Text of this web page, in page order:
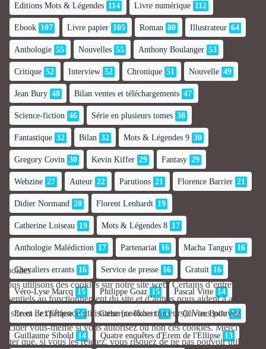
Editions Mots & Légendes 114 Livre numérique 112
Ebook 107 Livre papier 105 Roman 80 Illustrateur 64
Anthologie 55 Nouvelles 55 Anthony Boulanger 53
Critique 52 Interview 52 Chronique 51 Nouvelle 49
Jean Bury 48 Bilan ventes et téléchargements 47
Science-fiction 46 Série en plusieurs tomes 38
Fantastique 32 Bilan 32 Mots & Légendes 9 30
Gregory Covin 30 Kevin Kiffer 29 Fantasy 29
Webzine 27 Auteur 22 Parutions 21 Florence Barrier 21
Didier Normand 20 Florent Lenhardt 19
Catherine Loiseau 19 Mots & Légendes 8 17
Anthologie Malédiction 17 Partenariat 16 Macha Tanguy 16
Chevaliers errants 16 Service de presse 16 Gratuit 16
Véro-Lyse Marcq 15 Philippe Goaz 15 Pascal Vitte 14
Erem de l'Ellipse 14 Catherine Robert 14 Olivier Boile 14
Guillaume Sibold 14 Quatre enquêtes d'Erem de l'Ellipse 13
Cookies
Nous utilisons des cookies sur notre site web. Certains d’entre eux sont
essentiels au fonctionnement du site et d’autres nous aident à améliorer
ce site et l’expérience utilisateur (cookies traceurs). Vous pouvez
décider vous-même si vous autorisez ou non ces cookies. Merci de
noter que, si vous les rejetez, vous risquez de ne pas pouvoir utiliser